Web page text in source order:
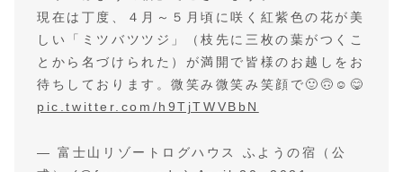
現在は丁度、４月～５月頃に咲く紅紫色の花が美
しい「ミツバツツジ」（枝先に三枚の葉がつくこ
とから名づけられた）が満開で皆様のお越しをお
待ちしております。微笑み微笑み笑顔で🙂🙃☺️😋
pic.twitter.com/h9TjTWVBbN
— 富士山リゾートログハウス ふようの宿（公